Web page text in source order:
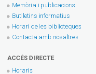
Memòria i publicacions
Butlletins informatius
Horari de les biblioteques
Contacta amb nosaltres
ACCÉS DIRECTE
Horaris